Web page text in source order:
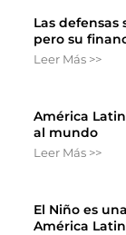
Las
pero su
Leer Más >>
América
al mundo
Leer Más >>
El Niño es
América